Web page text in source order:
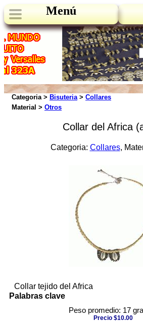
Menú
Categoria > Bisuteria> Collares
Material > Otros
Collar del Africa
Categoria: Collares,
Collar tejido del Africa
Palabras clave
Peso promedio: 17
Precio $10.00